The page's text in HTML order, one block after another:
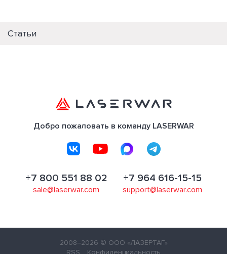
Статьи
Добро пожаловать в команду LASERWAR
+7 800 551 88 02
sale@laserwar.com
+7 964 616-15-15
support@laserwar.com
2008–2026 © ООО «ЛАЗЕРТАГ»
RSS
Конфиденциальность